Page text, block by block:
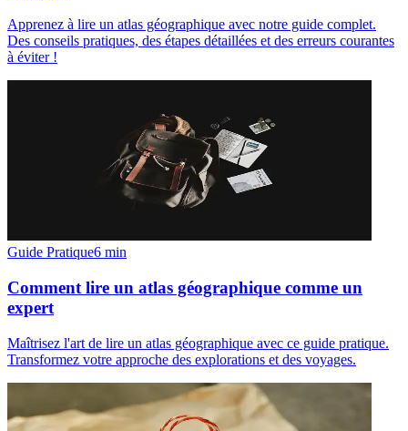
Apprenez à lire un atlas géographique avec notre guide complet.
Des conseils pratiques, des étapes détaillées et des erreurs courantes
à éviter !
Guide Pratique6 min
Comment lire un atlas géographique comme un
expert
Maîtrisez l'art de lire un atlas géographique avec ce guide pratique.
Transformez votre approche des explorations et des voyages.